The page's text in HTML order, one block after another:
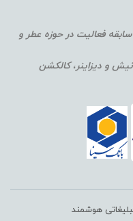
گالری با بیش از 20 سال سابقه فعالیت در حوزه عطر و
و دیزاینر، کالکشن
هوشمند